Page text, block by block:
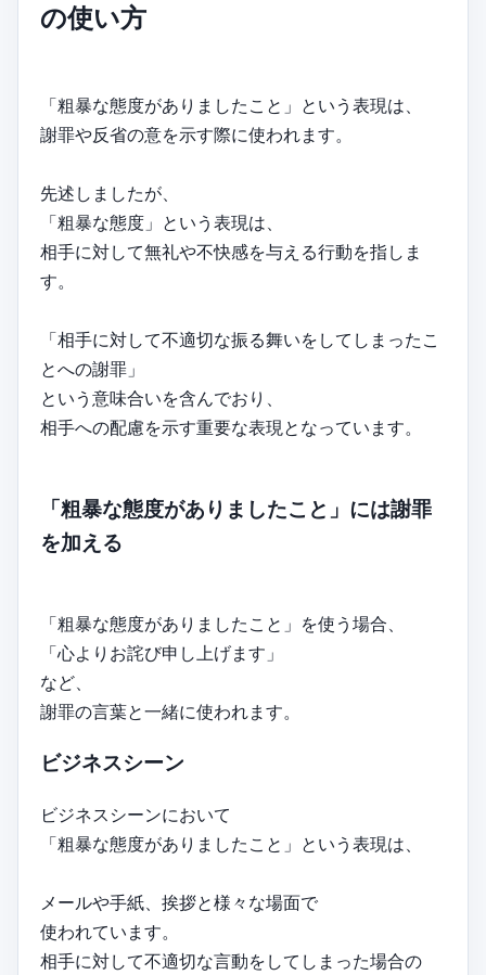
の使い方
「粗暴な態度がありましたこと」という表現は、
謝罪や反省の意を示す際に使われます。
先述しましたが、
「粗暴な態度」という表現は、
相手に対して無礼や不快感を与える行動を指しま
す。
「相手に対して不適切な振る舞いをしてしまったこ
とへの謝罪」
という意味合いを含んでおり、
相手への配慮を示す重要な表現となっています。
「粗暴な態度がありましたこと」には謝罪
を加える
「粗暴な態度がありましたこと」を使う場合、
「心よりお詫び申し上げます」
など、
謝罪の言葉と一緒に使われます。
ビジネスシーン
ビジネスシーンにおいて
「粗暴な態度がありましたこと」という表現は、
メールや手紙、挨拶と様々な場面で
使われています。
相手に対して不適切な言動をしてしまった場合の